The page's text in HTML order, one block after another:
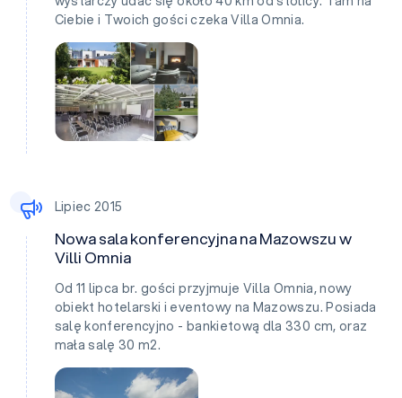
Ciebie i Twoich gości czeka Villa Omnia.
Lipiec 2015
Nowa sala konferencyjna na Mazowszu w
Villi Omnia
Od 11 lipca br. gości przyjmuje Villa Omnia, nowy
obiekt hotelarski i eventowy na Mazowszu. Posiada
salę konferencyjno - bankietową dla 330 cm, oraz
mała salę 30 m2.